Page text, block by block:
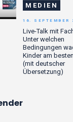
MEDIEN
Live-Talk mit
Unter welchen
Bedingungen
Kinder am
(mit deutscher
Übersetzung)
16. SEPTEMBER